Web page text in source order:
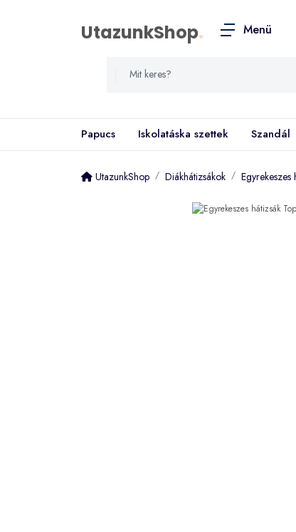
UtazunkShop. Menü
Papucs Iskolatáska szettek Szandál
UtazunkShop Diákhátizsákok